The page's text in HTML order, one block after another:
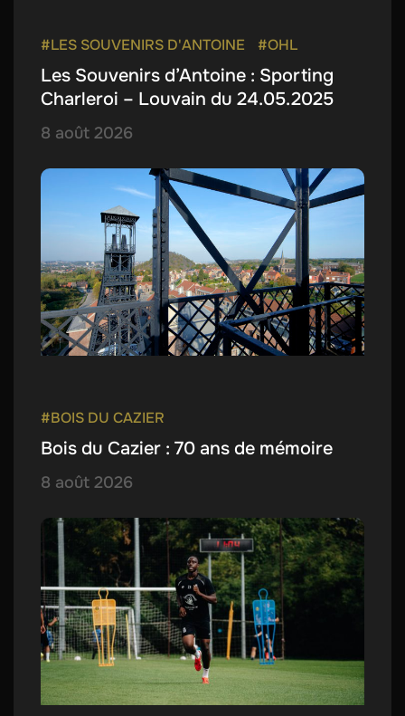
#LES SOUVENIRS D'ANTOINE #OHL
Les Souvenirs d’Antoine : Sporting
Charleroi – Louvain du 24.05.2025
8 août 2026
#BOIS DU CAZIER
Bois du Cazier : 70 ans de mémoire
8 août 2026